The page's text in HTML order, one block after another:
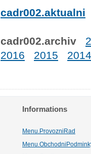
cadr002.aktualni
cadr002.archiv
2016
2015 2014
Informations
Menu.ProvozniRad